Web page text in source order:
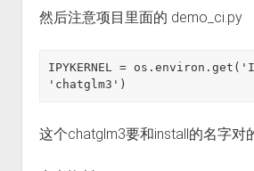
然后注意项目里面的 demo_ci.py
IPYKERNEL =
'chatglm3')
这个chatglm3要和install的名字对